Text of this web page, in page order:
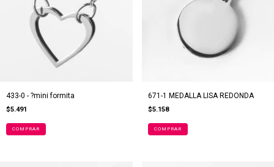
433-0 - ?mini formita
$5.491
671-1 MEDALLA LISA REDONDA
$5.158